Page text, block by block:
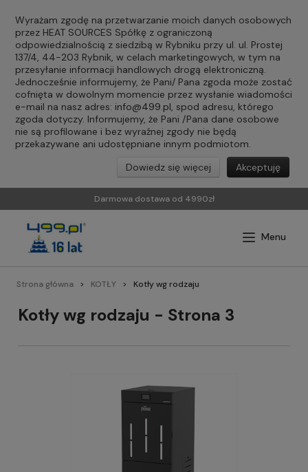
Wyrażam zgodę na przetwarzanie moich danych osobowych
przez HEAT SOURCES Spółkę z ograniczoną
odpowiedzialnością z siedzibą w Rybniku przy ul. ul. Prostej
137/4, 44-203 Rybnik, w celach marketingowych, w tym na
przesyłanie informacji handlowych drogą elektroniczną.
Jednocześnie informujemy, że Pani/ Pana zgoda może zostać
cofnięta w dowolnym momencie przez wysłanie wiadomości
e-mail na nasz adres: info@499.pl, spod adresu, którego
zgoda dotyczy. Informujemy, że Pani /Pana dane osobowe
nie są profilowane i bez wyraźnej zgody nie będą
przekazywane ani udostępniane innym podmiotom.
Akceptuję
Dowiedz się więcej
Darmowa dostawa od 4990zł
Strona główna KOTŁY Kotły wg rodzaju
Kotły wg rodzaju - Strona 3